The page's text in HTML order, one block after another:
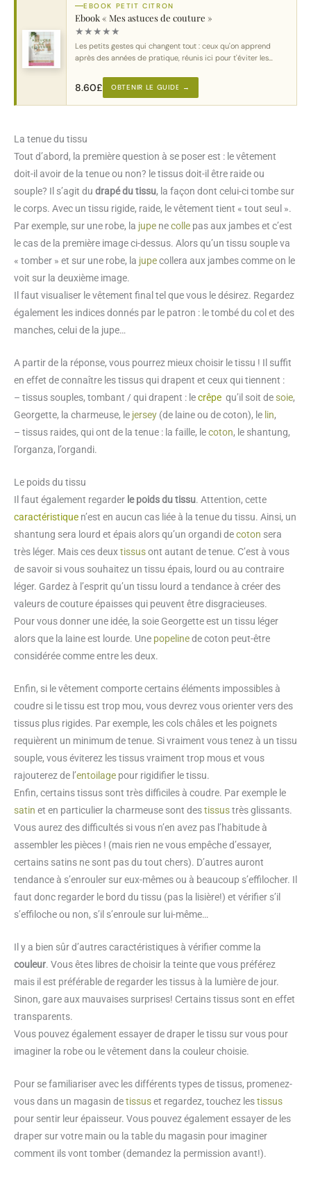
EBOOK PETIT CITRON
Ebook « Mes astuces de couture »
★★★★★
Les petits gestes qui changent tout : ceux qu'on apprend
après des années de pratique, réunis ici pour t'éviter les
8.60£ OBTENIR LE GUIDE →
La tenue du tissu
Tout d’abord, la première question à se poser est : le vêtement
doit-il avoir de la tenue ou non? le tissus doit-il être raide ou
souple? Il s’agit du drapé du tissu, la façon dont celui-ci tombe sur
le corps. Avec un tissu rigide, raide, le vêtement tient « tout seul ».
Par exemple, sur une robe, la jupe necolle pas aux jambes et c’est
le cas de la première image ci-dessus. Alors qu’un tissu souple va
« tomber » et sur une robe, la jupecollera aux jambes comme on le
voit sur la deuxième image.
Il faut visualiser le vêtement final tel que vous le désirez. Regardez
également les indices donnés par le patron : le tombé du col et des
manches, celui de la jupe…
A partir de la réponse, vous pourrez mieux choisir le tissu ! Il suffit
en effet de connaître les tissus qui drapent et ceux qui tiennent :
– tissus souples, tombant / qui drapent : lecrêpe qu’il soit de soie,
Georgette, la charmeuse, le jersey (de laine ou de coton), le lin,
– tissus raides, qui ont de la tenue : la faille, lecoton, le shantung,
l’organza, l’organdi.
Le poids du tissu
Il faut également regarder le poids du tissu. Attention, cette
caractéristique n’est en aucun cas liée à la tenue du tissu. Ainsi, un
shantung sera lourd et épais alors qu’un organdi decoton sera
très léger. Mais ces deuxtissusont autant de tenue. C’est à vous
de savoir si vous souhaitez un tissu épais, lourd ou au contraire
léger. Gardez à l’esprit qu’un tissu lourd a tendance à créer des
valeurs de couture épaisses qui peuvent être disgracieuses.
Pour vous donner une idée, la soie Georgette est un tissu léger
alors que la laine est lourde. Une popelinede coton peut-être
considérée comme entre les deux.
Enfin, si le vêtement comporte certains éléments impossibles à
coudre si le tissu est trop mou, vous devrez vous orienter vers des
tissus plus rigides. Par exemple, les cols châles et les poignets
requièrent un minimum de tenue. Si vraiment vous tenez à un tissu
souple, vous éviterez les tissus vraiment trop mous et vous
rajouterez de l’entoilage pour rigidifier le tissu.
Enfin, certains tissus sont très difficiles à coudre. Par exemple le
satin et en particulier la charmeuse sont destissustrès glissants.
Vous aurez des difficultés si vous n’en avez pas l’habitude à
assembler les pièces ! (mais rien ne vous empêche d’essayer,
certains satins ne sont pas du tout chers). D’autres auront
tendance à s’enrouler sur eux-mêmes ou à beaucoup s’effilocher. Il
faut donc regarder le bord du tissu (pas la lisière!) et vérifier s’il
s’effiloche ou non, s’il s’enroule sur lui-même…
Il y a bien sûr d’autres caractéristiques à vérifier comme la
couleur. Vous êtes libres de choisir la teinte que vous préférez
mais il est préférable de regarder les tissus à la lumière de jour.
Sinon, gare aux mauvaises surprises! Certains tissus sont en effet
transparents.
Vous pouvez également essayer de draper le tissu sur vous pour
imaginer la robe ou le vêtement dans la couleur choisie.
Pour se familiariser avec les différents types de tissus, promenez-
vous dans un magasin detissuset regardez, touchez lestissus
pour sentir leur épaisseur. Vous pouvez également essayer de les
draper sur votre main ou la table du magasin pour imaginer
comment ils vont tomber (demandez la permission avant!).